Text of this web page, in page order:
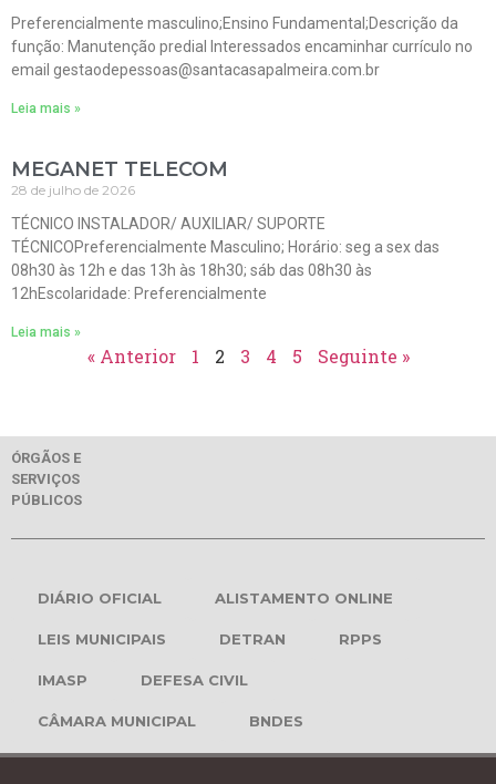
Preferencialmente masculino;Ensino Fundamental;Descrição da
função: Manutenção predial Interessados encaminhar currículo no
email gestaodepessoas@santacasapalmeira.com.br
Leia mais »
MEGANET TELECOM
28 de julho de 2026
TÉCNICO INSTALADOR/ AUXILIAR/ SUPORTE
TÉCNICOPreferencialmente Masculino; Horário: seg a sex das
08h30 às 12h e das 13h às 18h30; sáb das 08h30 às
12hEscolaridade: Preferencialmente
Leia mais »
« Anterior 1 2 3 4 5 Seguinte »
ÓRGÃOS E
SERVIÇOS
PÚBLICOS
DIÁRIO OFICIAL ALISTAMENTO ONLINE
LEIS MUNICIPAIS DETRAN RPPS
IMASP DEFESA CIVIL
CÂMARA MUNICIPAL BNDES